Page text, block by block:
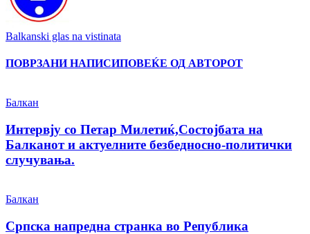
Balkanski glas na vistinata
ПОВРЗАНИ НАПИСИПОВЕЌЕ ОД АВТОРОТ
Балкан
Интервју со Петар Милетиќ,Состојбата на
Балканот и актуелните безбедносно-политички
случувања.
Балкан
Српска напредна странка во Република